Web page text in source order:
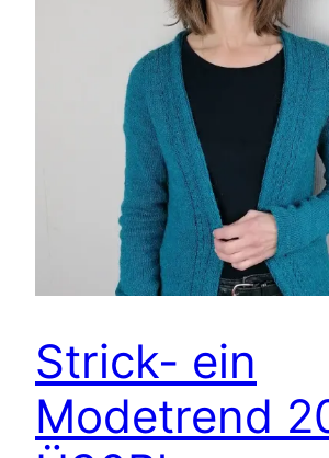
Strick- ein
Modetrend